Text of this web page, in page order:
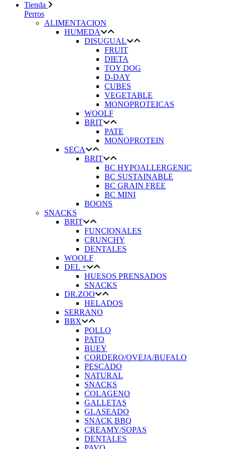
Tienda
Perros
ALIMENTACION
HUMEDA
DISUGUAL
FRUIT
DIETA
TOY DOG
D-DAY
CUBES
VEGETABLE
MONOPROTEICAS
WOOLF
BRIT
PATE
MONOPROTEIN
SECA
BRIT
BC HYPOALLERGENIC
BC SUSTAINABLE
BC GRAIN FREE
BC MINI
BOONS
SNACKS
BRIT
FUNCIONALES
CRUNCHY
DENTALES
WOOLF
DEL +
HUESOS PRENSADOS
SNACKS
DR.ZOO
HELADOS
SERRANO
BBX
POLLO
PATO
BUEY
CORDERO/OVEJA/BUFALO
PESCADO
NATURAL
SNACKS
COLAGENO
GALLETAS
GLASEADO
SNACK BBQ
CREAMY/SOPAS
DENTALES